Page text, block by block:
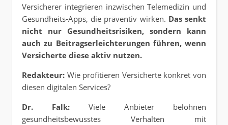
Versicherer integrieren inzwischen Telemedizin und
Gesundheits-Apps, die präventiv wirken. Das senkt
nicht nur Gesundheitsrisiken, sondern kann
auch zu Beitragserleichterungen führen, wenn
Versicherte diese aktiv nutzen.
Redakteur: Wie profitieren Versicherte konkret von
diesen digitalen Services?
Dr. Falk: Viele Anbieter belohnen
gesundheitsbewusstes Verhalten mit